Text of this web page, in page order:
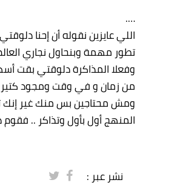
….
اللي عايزين نقوله أن إحنا
تطور مهمة وبنحاول نجاري
وفعلا المذاكرة دلوقتي بقت
من زمان و في وقت ومجود
ومش محتاجين بس منك غير إنك
المنهج أول بأول وتذاكر ..
نشر عبر :